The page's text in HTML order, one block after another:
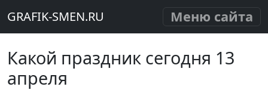
GRAFIK-SMEN.RU Меню сайта
Какой праздник сегодня 13
апреля